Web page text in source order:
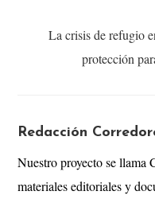
La crisis de refugio
protección
Redacción
Nuestro proyecto se llama
materiales editoriales y